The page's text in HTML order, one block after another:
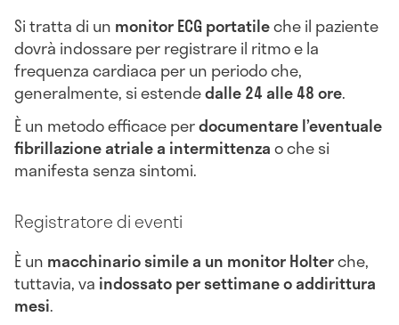
Si tratta di un monitor ECG portatileche il paziente
dovrà indossare per registrare il ritmo e la
frequenza cardiaca per un periodo che,
generalmente, si estendedalle 24 alle 48 ore.
È un metodo efficace perdocumentare l’eventuale
fibrillazione atriale a intermittenzao che si
manifesta senza sintomi.
Registratore di eventi
È un macchinario simile a un monitor Holterche,
tuttavia, va indossato per settimane o addirittura
mesi.